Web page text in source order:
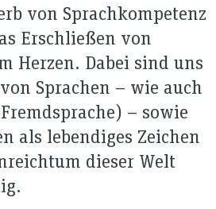
von Sprachkompetenz
Erschließen von
Herzen. Dabei sind uns
Sprachen – wie auch
– sowie
als lebendiges Zeichen
dieser Welt